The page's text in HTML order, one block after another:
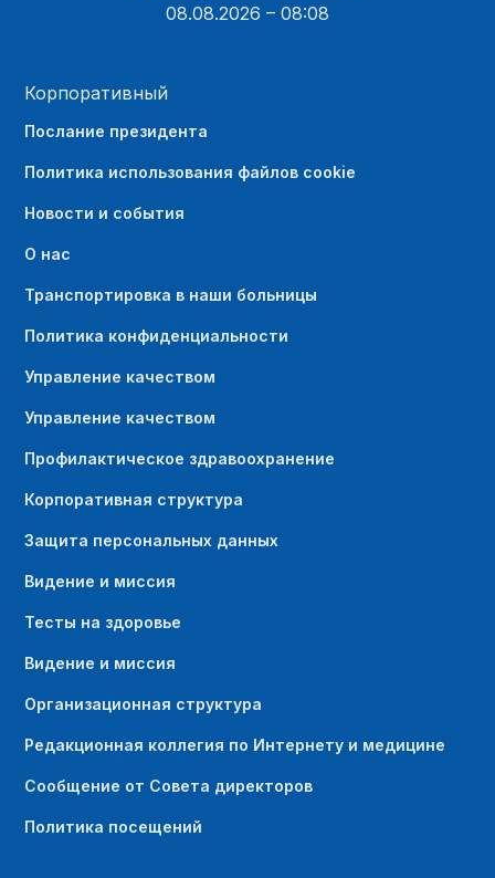
08.08.2026 – 08:08
Корпоративный
Послание президента
Политика использования файлов cookie
Новости и события
О нас
Транспортировка в наши больницы
Политика конфиденциальности
Управление качеством
Управление качеством
Профилактическое здравоохранение
Корпоративная структура
Защита персональных данных
Видение и миссия
Тесты на здоровье
Видение и миссия
Организационная структура
Редакционная коллегия по Интернету и медицине
Сообщение от Совета директоров
Политика посещений